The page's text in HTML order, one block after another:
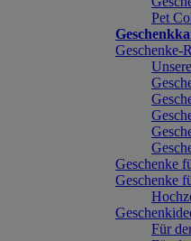
Pet
Geschenke-
Geschenke
Geschenke
Für